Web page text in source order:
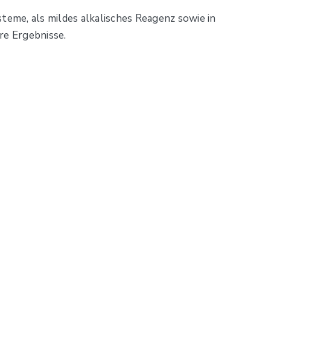
als mildes alkalisches Reagenz sowie in
Ergebnisse.